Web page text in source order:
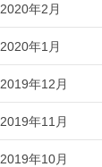
2020年2月
2020年1月
2019年12月
2019年11月
2019年10月